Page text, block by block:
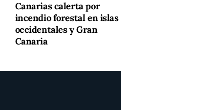
Canarias calerta por
incendio forestal en islas
occidentales y Gran
Canaria